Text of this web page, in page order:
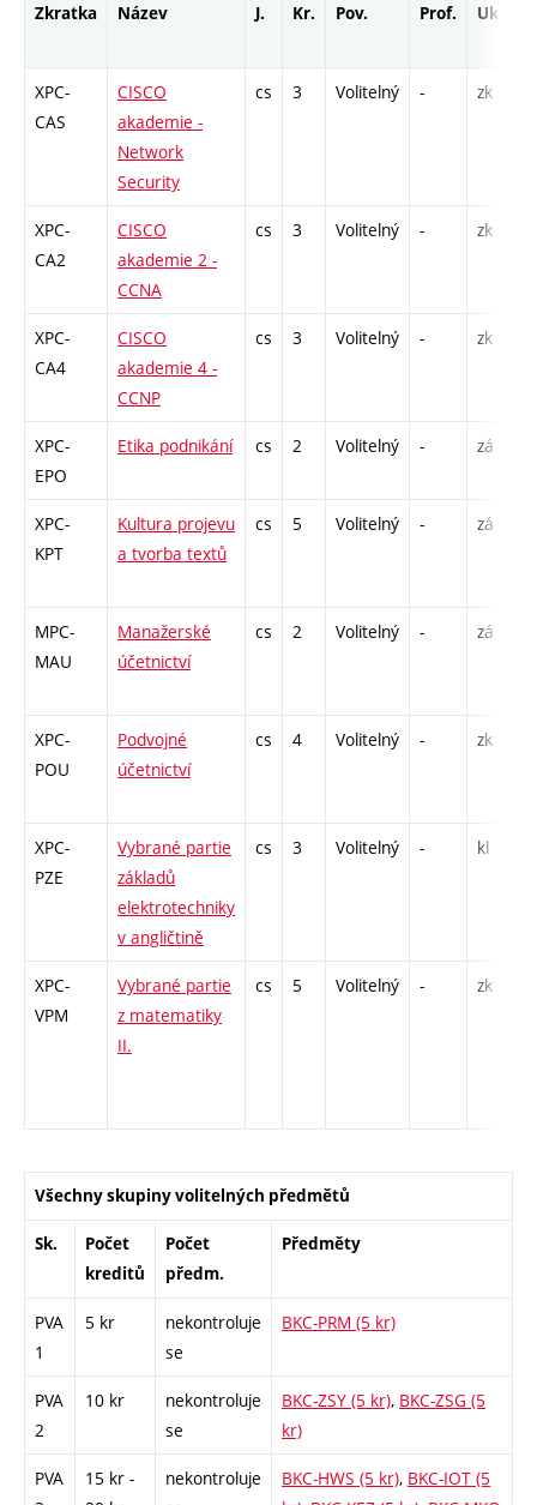
Zkratka Název J. Kr. Pov. Prof. Uk.
XPC-
CAS
CISCO
akademie -
Network
Security
cs 3 Volitelný - zk
XPC-
CA2
CISCO
akademie 2 -
CCNA
cs 3 Volitelný - zk
XPC-
CA4
CISCO
akademie 4 -
CCNP
cs 3 Volitelný - zk
XPC-
EPO
Etika podnikání cs 2 Volitelný - zá
XPC-
KPT
Kultura projevu
a tvorba textů
cs 5 Volitelný - zá
MPC-
MAU
Manažerské
účetnictví
cs 2 Volitelný - zá
XPC-
POU
Podvojné
účetnictví
cs 4 Volitelný - zk
XPC-
PZE
Vybrané partie
základů
elektrotechniky
v angličtině
cs 3 Volitelný - kl
XPC-
VPM
Vybrané partie
z matematiky
II.
cs 5 Volitelný - zk
Všechny skupiny volitelných předmětů
Sk.
Počet
kreditů
Počet
předm.
Předměty
PVA
1
5 kr
nekontroluje
se
BKC-PRM (5 kr)
PVA
2
10 kr
nekontroluje
se
BKC-ZSY (5 kr), BKC-ZSG (5
kr)
PVA
15 kr -
nekontroluje
BKC-HWS (5 kr), BKC-IOT (5